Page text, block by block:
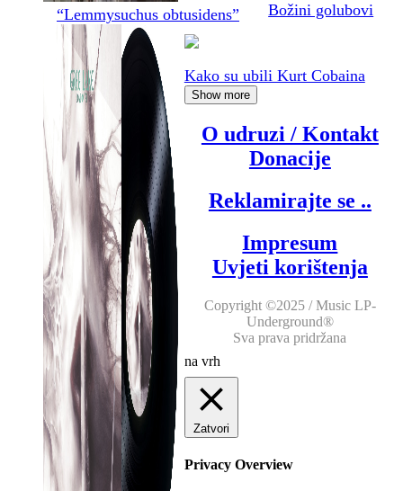
“Lemmysuchus obtusidens” Božini golubovi
Kako su ubili Kurt Cobaina
Show more
O udruzi / Kontakt
Donacije
Reklamirajte se ..
Impresum
Uvjeti korištenja
Copyright ©2025 / Music LP-
Underground®
Sva prava pridržana
na vrh
Zatvori
Privacy Overview